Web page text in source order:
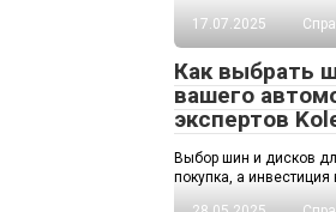
17.07.2025
Как выбрать
вашего
экспертов
Выбор шин и дисков
покупка, а инвестиция